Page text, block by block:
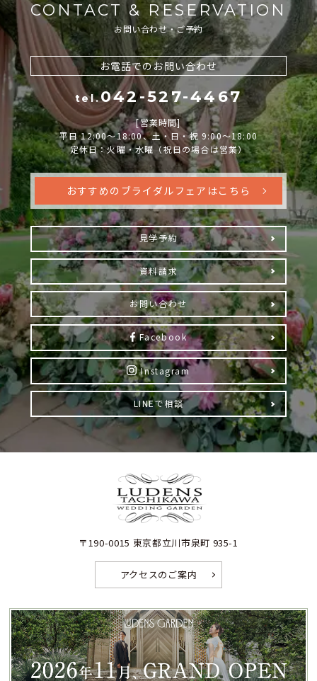
CONTACT & RESERVATION
お問い合わせ・ご予約
お電話でのお問い合わせ
tel.042-527-4467
[営業時間]
平日 12:00～18:00、土・日・祝 9:00～18:00
定休日：火曜・水曜（祝日の場合は営業）
おすすめのブライダルフェアはこちら
見学予約
資料請求
お問い合わせ
Facebook
Instagram
LINEで相談
〒190-0015 東京都立川市泉町 935-1
アクセスのご案内